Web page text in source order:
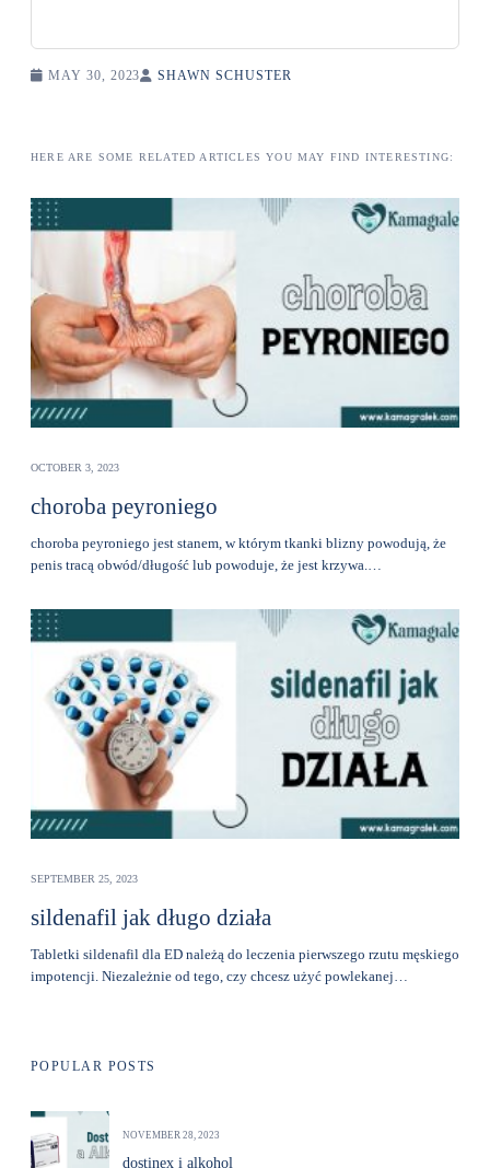
MAY 30, 2023 SHAWN SCHUSTER
HERE ARE SOME RELATED ARTICLES YOU MAY FIND INTERESTING:
OCTOBER 3, 2023
choroba peyroniego
choroba peyroniego jest stanem, w którym tkanki blizny powodują, że
penis tracą obwód/długość lub powoduje, że jest krzywa.…
SEPTEMBER 25, 2023
sildenafil jak długo działa
Tabletki sildenafil dla ED należą do leczenia pierwszego rzutu męskiego
impotencji. Niezależnie od tego, czy chcesz użyć powlekanej…
POPULAR POSTS
NOVEMBER 28, 2023
dostinex i alkohol